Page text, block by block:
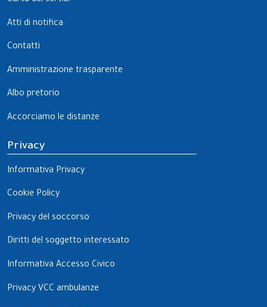
Atti di notifica
Contatti
Amministrazione trasparente
Albo pretorio
Accorciamo le distanze
Privacy
Informativa Privacy
Cookie Policy
Privacy del soccorso
Diritti del soggetto interessato
Informativa Accesso Civico
Privacy VCC ambulanze